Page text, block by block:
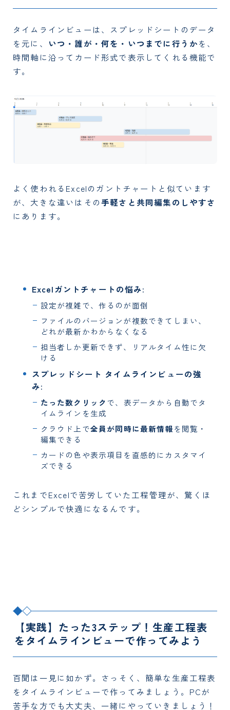
タイムラインビューは、スプレッドシートのデータ
を元に、 いつ・誰が・何を・いつまでに行うかを、
時間軸に沿ってカード形式で表示してくれる機能で
す。
よく使われるExcelのガントチャートと似ています
が、大きな違いはその手軽さと共同編集のしやすさ
にあります。
Excelガントチャートの悩み:
設定が複雑で、作るのが面倒
ファイルのバージョンが複数できてしまい、
どれが最新かわからなくなる
担当者しか更新できず、リアルタイム性に欠
ける
スプレッドシート タイムラインビューの強
み:
たった数クリックで、表データから自動でタ
イムラインを生成
クラウド上で全員が同時に最新情報を閲覧・
編集できる
カードの色や表示項目を直感的にカスタマイ
ズできる
これまでExcelで苦労していた工程管理が、驚くほ
どシンプルで快適になるんです。
【実践】たった3ステップ！生産工程表
をタイムラインビューで作ってみよう
百聞は一見に如かず。さっそく、簡単な生産工程表
をタイムラインビューで作ってみましょう。PCが
苦手な方でも大丈夫、一緒にやっていきましょう！